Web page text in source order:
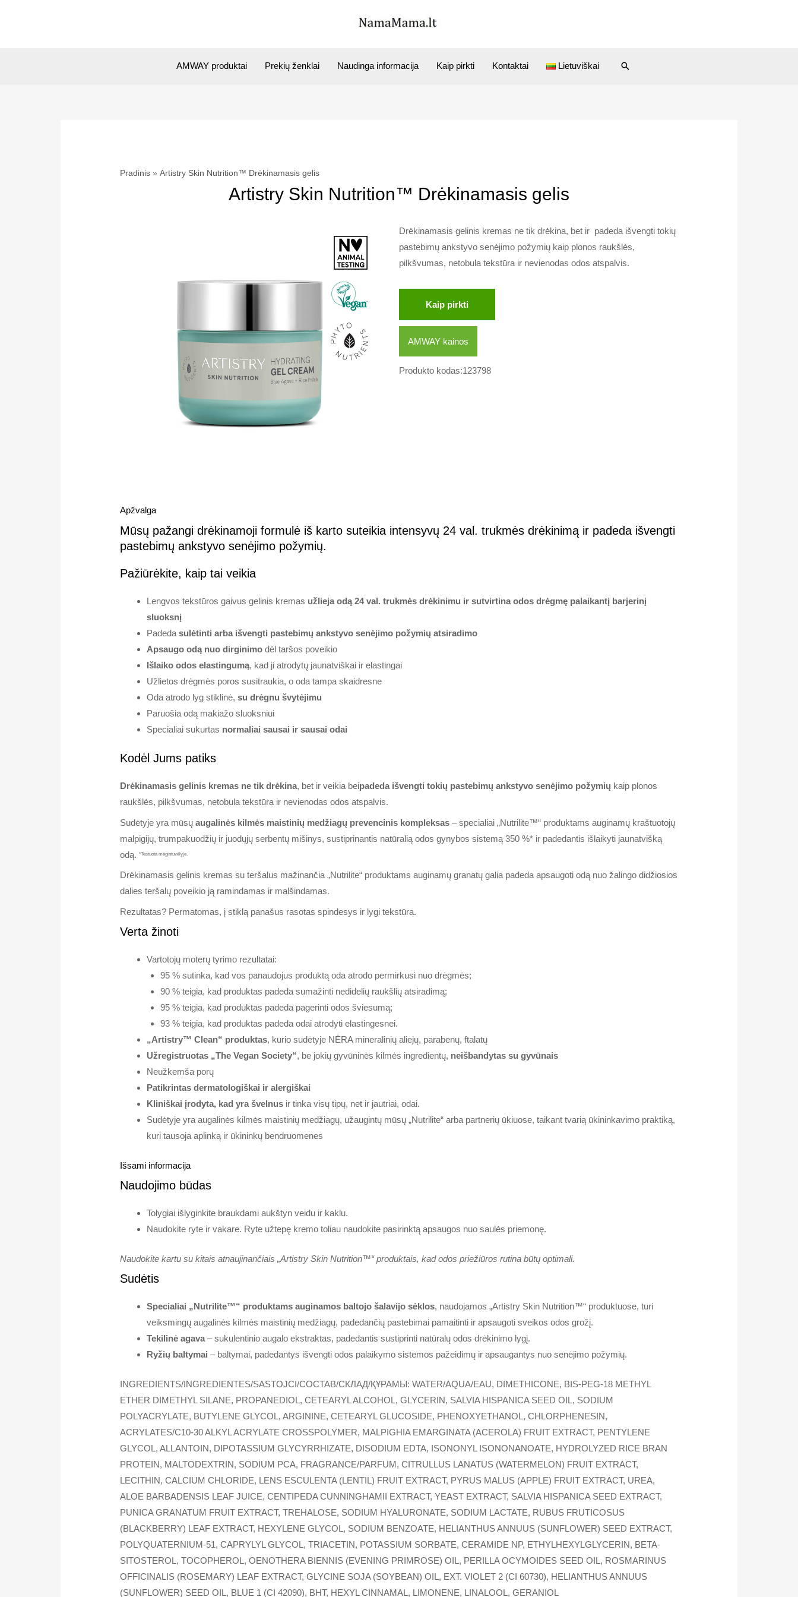
AMWAY produktai Prekių ženklai Naudinga informacija Kaip pirkti Kontaktai Lietuviškai Paieška
Pradinis Artistry Skin Nutrition™ Drėkinamasis gelis
Artistry Skin Nutrition™ Drėkinamasis gelis
Drėkinamasis gelinis kremas ne tik drėkina, bet ir padeda išvengti tokių
pastebimų ankstyvo senėjimo požymių kaip plonos raukšlės,
pilkšvumas, netobula tekstūra ir nevienodas odos atspalvis.
Kaip pirkti
AMWAY kainos
Produkto kodas:123798
Apžvalga
Mūsų pažangi drėkinamoji formulė iš karto suteikia intensyvų 24 val. trukmės drėkinimą ir padeda išvengti
pastebimų ankstyvo senėjimo požymių.
Pažiūrėkite, kaip tai veikia
Lengvos tekstūros gaivus gelinis kremas užlieja odą 24 val. trukmės drėkinimu ir sutvirtina odos drėgmę palaikantį barjerinį
sluoksnį
Padedasulėtinti arba išvengti pastebimų ankstyvo senėjimo požymių atsiradimo
Apsaugo odą nuo dirginimo dėl taršos poveikio
Išlaiko odos elastingumą, kad ji atrodytų jaunatviškai ir elastingai
Užlietos drėgmės poros susitraukia, o oda tampa skaidresne
Oda atrodo lyg stiklinė,su drėgnu švytėjimu
Paruošia odą makiažo sluoksniui
Specialiai sukurtas normaliai sausai ir sausai odai
Kodėl Jums patiks
Drėkinamasis gelinis kremas ne tik drėkina, bet ir veikia beipadeda išvengti tokių pastebimų ankstyvo senėjimo požymių kaip plonos
raukšlės, pilkšvumas, netobula tekstūra ir nevienodas odos atspalvis.
Sudėtyje yra mūsųaugalinės kilmės maistinių medžiagų prevencinis kompleksas – specialiai „Nutrilite™“ produktams auginamų kraštuotojų
malpigijų, trumpakuodžių ir juodųjų serbentų mišinys, sustiprinantis natūralią odos gynybos sistemą 350 %* ir padedantis išlaikyti jaunatvišką
odą.*Testuota mėgintuvėlyje.
Drėkinamasis gelinis kremas su teršalus mažinančia „Nutrilite“ produktams auginamų granatų galia padeda apsaugoti odą nuo žalingo didžiosios
dalies teršalų poveikio ją ramindamas ir malšindamas.
Rezultatas? Permatomas, į stiklą panašus rasotas spindesys ir lygi tekstūra.
Verta žinoti
Vartotojų moterų tyrimo rezultatai:
95 % sutinka, kad vos panaudojus produktą oda atrodo permirkusi nuo drėgmės;
90 % teigia, kad produktas padeda sumažinti nedidelių raukšlių atsiradimą;
95 % teigia, kad produktas padeda pagerinti odos šviesumą;
93 % teigia, kad produktas padeda odai atrodyti elastingesnei.
„Artistry™ Clean“ produktas, kurio sudėtyje NĖRA mineralinių aliejų, parabenų, ftalatų
Užregistruotas „The Vegan Society“, be jokių gyvūninės kilmės ingredientų, neišbandytas su gyvūnais
Neužkemša porų
Patikrintas dermatologiškai ir alergiškai
Kliniškai įrodyta, kad yra švelnus ir tinka visų tipų, net ir jautriai, odai.
Sudėtyje yra augalinės kilmės maistinių medžiagų, užaugintų mūsų „Nutrilite“ arba partnerių ūkiuose, taikant tvarią ūkininkavimo praktiką,
kuri tausoja aplinką ir ūkininkų bendruomenes
Išsami informacija
Naudojimo būdas
Tolygiai išlyginkite braukdami aukštyn veidu ir kaklu.
Naudokite ryte ir vakare. Ryte užtepę kremo toliau naudokite pasirinktą apsaugos nuo saulės priemonę.
Naudokite kartu su kitais atnaujinančiais „Artistry Skin Nutrition™“ produktais, kad odos priežiūros rutina būtų optimali.
Sudėtis
Specialiai „Nutrilite™“ produktams auginamos baltojo šalavijo sėklos, naudojamos „Artistry Skin Nutrition™“ produktuose, turi
veiksmingų augalinės kilmės maistinių medžiagų, padedančių pastebimai pamaitinti ir apsaugoti sveikos odos grožį.
Tekilinė agava – sukulentinio augalo ekstraktas, padedantis sustiprinti natūralų odos drėkinimo lygį.
Ryžių baltymai – baltymai, padedantys išvengti odos palaikymo sistemos pažeidimų ir apsaugantys nuo senėjimo požymių.
INGREDIENTS/INGREDIENTES/SASTOJCI/COCTAB/СКЛАД/ҚҰРАМЫ: WATER/AQUA/EAU, DIMETHICONE, BIS-PEG-18 METHYL
ETHER DIMETHYL SILANE, PROPANEDIOL, CETEARYL ALCOHOL, GLYCERIN, SALVIA HISPANICA SEED OIL, SODIUM
POLYACRYLATE, BUTYLENE GLYCOL, ARGININE, CETEARYL GLUCOSIDE, PHENOXYETHANOL, CHLORPHENESIN,
ACRYLATES/C10-30 ALKYL ACRYLATE CROSSPOLYMER, MALPIGHIA EMARGINATA (ACEROLA) FRUIT EXTRACT, PENTYLENE
GLYCOL, ALLANTOIN, DIPOTASSIUM GLYCYRRHIZATE, DISODIUM EDTA, ISONONYL ISONONANOATE, HYDROLYZED RICE BRAN
PROTEIN, MALTODEXTRIN, SODIUM PCA, FRAGRANCE/PARFUM, CITRULLUS LANATUS (WATERMELON) FRUIT EXTRACT,
LECITHIN, CALCIUM CHLORIDE, LENS ESCULENTA (LENTIL) FRUIT EXTRACT, PYRUS MALUS (APPLE) FRUIT EXTRACT, UREA,
ALOE BARBADENSIS LEAF JUICE, CENTIPEDA CUNNINGHAMII EXTRACT, YEAST EXTRACT, SALVIA HISPANICA SEED EXTRACT,
PUNICA GRANATUM FRUIT EXTRACT, TREHALOSE, SODIUM HYALURONATE, SODIUM LACTATE, RUBUS FRUTICOSUS
(BLACKBERRY) LEAF EXTRACT, HEXYLENE GLYCOL, SODIUM BENZOATE, HELIANTHUS ANNUUS (SUNFLOWER) SEED EXTRACT,
POLYQUATERNIUM-51, CAPRYLYL GLYCOL, TRIACETIN, POTASSIUM SORBATE, CERAMIDE NP, ETHYLHEXYLGLYCERIN, BETA-
SITOSTEROL, TOCOPHEROL, OENOTHERA BIENNIS (EVENING PRIMROSE) OIL, PERILLA OCYMOIDES SEED OIL, ROSMARINUS
OFFICINALIS (ROSEMARY) LEAF EXTRACT, GLYCINE SOJA (SOYBEAN) OIL, EXT. VIOLET 2 (CI 60730), HELIANTHUS ANNUUS
(SUNFLOWER) SEED OIL, BLUE 1 (CI 42090), BHT, HEXYL CINNAMAL, LIMONENE, LINALOOL, GERANIOL